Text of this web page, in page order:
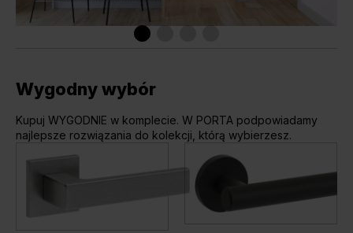
Wygodny wybór
Kupuj WYGODNIE w komplecie. W PORTA podpowiadamy
najlepsze rozwiązania do kolekcji, którą wybierzesz.